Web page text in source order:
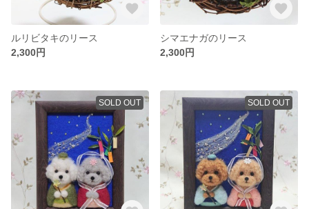
ルリビタキのリース
2,300円
シマエナガのリース
2,300円
SOLD OUT SOLD OUT